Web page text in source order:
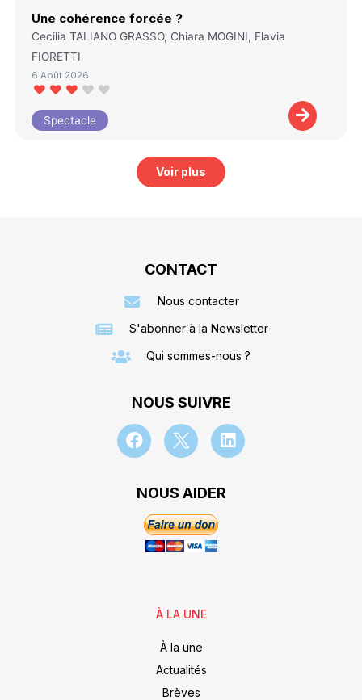
Une cohérence forcée ?
Cecilia TALIANO GRASSO, Chiara MOGINI, Flavia
FIORETTI
6 Août 2026
Spectacle
Voir plus
CONTACT
Nous contacter
S'abonner à la Newsletter
Qui sommes-nous ?
NOUS SUIVRE
NOUS AIDER
À LA UNE
À la une
Actualités
Brèves